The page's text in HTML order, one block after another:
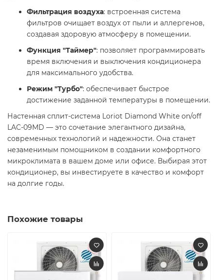
Фильтрация воздуха: встроенная система
фильтров очищает воздух от пыли и аллергенов,
создавая здоровую атмосферу в помещении.​
Функция "Таймер": позволяет программировать
время включения и выключения кондиционера
для максимального удобства.​
Режим "Турбо": обеспечивает быстрое
достижение заданной температуры в помещении.​
Настенная сплит-система Loriot Diamond White on/off
LAC-09MD — это сочетание элегантного дизайна,
современных технологий и надежности. Она станет
незаменимым помощником в создании комфортного
микроклимата в вашем доме или офисе. Выбирая этот
кондиционер, вы инвестируете в качество и комфорт
на долгие годы. ​
Похожие товары